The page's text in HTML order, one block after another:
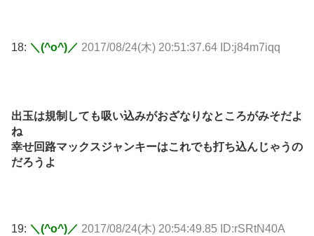
18: ＼(^o^)／ 2017/08/24(木) 20:51:37.64 ID:j84m7iqq
出玉は規制しても吸い込みがおざなりなところがみそだよ
ね
幸せ回路マックスジャンキーはこれでも打ち込んじゃうの
だろうよ
19: ＼(^o^)／ 2017/08/24(木) 20:54:49.85 ID:rSRtN40A